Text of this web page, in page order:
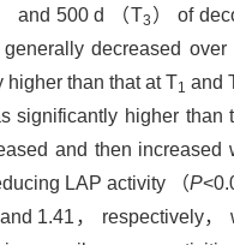
and 500 d （T3 ） of
decreased
higher than that at T1 and
significantly higher than
and then
LAP activity （P
1.41， respectively